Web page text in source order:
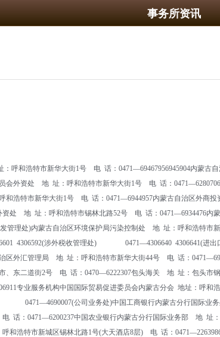
事务所资讯
呼和浩特市新华大街1号 电 话：0471—69467956945904内蒙
员会外资处 地 址：呼和浩特市新华大街1号 电 话：
和浩特市新华大街1号 电 话：0471—6944957内蒙古自治区外商
资处 地 址：呼和浩特市锡林北路52号 电 话：0471—6934476
处)内蒙古自治区环境保护局污染控制处 地 址：呼和浩特市新
4306592(涉外税收管理处) 0471—4306640 4306641(进出
区外汇管理局 地 址：呼和浩特市新华大街44号 电 话：
、东二道街2号 电 话：0470—6222307包头海关 地 址：包头
专业服务机构中国国际贸易促进委员会内蒙古分会 地址：呼
公司业务处)中国工商银行内蒙古分行国际业
话：0471—6200237中国农业银行内蒙古分行国际业务部 地 址
和浩特市新城区锡林北路1号(大天酒店8层) 电 话：